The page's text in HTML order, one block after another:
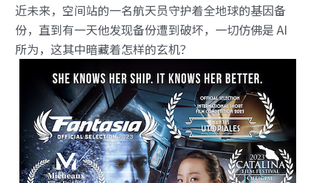
近未来，空间站的一名航天员守护着全地球的基因备
份，直到有一天他发现备份遭到破坏，一切仿佛是 AI
所为，这其中暗藏着怎样的玄机？